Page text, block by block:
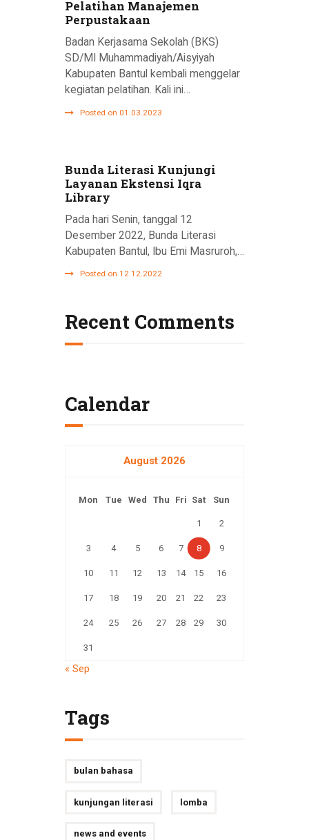
Pelatihan Manajemen
Perpustakaan
Badan Kerjasama Sekolah (BKS)
SD/MI Muhammadiyah/Aisyiyah
Kabupaten Bantul kembali menggelar
kegiatan pelatihan. Kali ini…
Posted on 01.03.2023
Bunda Literasi Kunjungi
Layanan Ekstensi Iqra
Library
Pada hari Senin, tanggal 12
Desember 2022, Bunda Literasi
Kabupaten Bantul, Ibu Emi Masruroh,…
Posted on 12.12.2022
Recent Comments
Calendar
August 2026
Mon Tue Wed Thu Fri Sat Sun
1 2
3 4 5 6 7 8 9
10 11 12 13 14 15 16
17 18 19 20 21 22 23
24 25 26 27 28 29 30
31
« Sep
Tags
bulan bahasa
kunjungan literasi lomba
news and events